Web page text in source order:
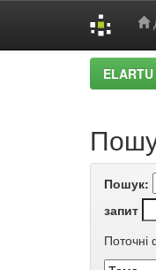
Пошук:
запит
Поточні